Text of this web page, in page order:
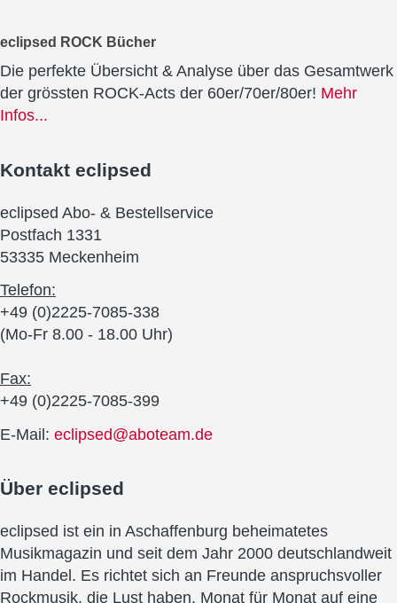
eclipsed ROCK Bücher
Die perfekte Übersicht & Analyse über das Gesamtwerk
der grössten ROCK-Acts der 60er/70er/80er! Mehr
Infos...
Kontakt eclipsed
eclipsed Abo- & Bestellservice
Postfach 1331
53335 Meckenheim
Telefon:
+49 (0)2225-7085-338
(Mo-Fr 8.00 - 18.00 Uhr)
Fax:
+49 (0)2225-7085-399
E-Mail: eclipsed@aboteam.de
Über eclipsed
eclipsed ist ein in Aschaffenburg beheimatetes
Musikmagazin und seit dem Jahr 2000 deutschlandweit
im Handel. Es richtet sich an Freunde anspruchsvoller
Rockmusik, die Lust haben, Monat für Monat auf eine